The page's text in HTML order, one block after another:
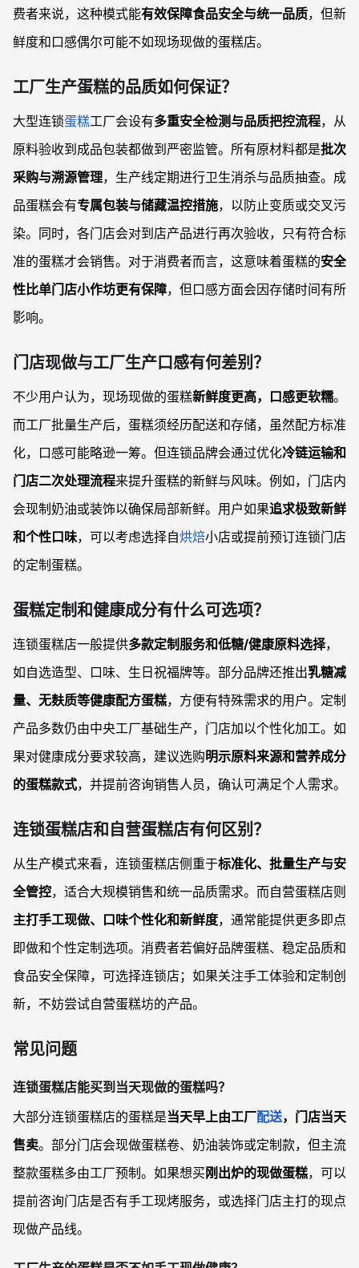
费者来说，这种模式能有效保障食品安全与统一品质，但新
鲜度和口感偶尔可能不如现场现做的蛋糕店。
工厂生产蛋糕的品质如何保证？
大型连锁蛋糕工厂会设有多重安全检测与品质把控流程，从
原料验收到成品包装都做到严密监管。所有原材料都是批次
采购与溯源管理，生产线定期进行卫生消杀与品质抽查。成
品蛋糕会有专属包装与储藏温控措施，以防止变质或交叉污
染。同时，各门店会对到店产品进行再次验收，只有符合标
准的蛋糕才会销售。对于消费者而言，这意味着蛋糕的安全
性比单门店小作坊更有保障，但口感方面会因存储时间有所
影响。
门店现做与工厂生产口感有何差别？
不少用户认为，现场现做的蛋糕新鲜度更高，口感更软糯。
而工厂批量生产后，蛋糕须经历配送和存储，虽然配方标准
化，口感可能略逊一筹。但连锁品牌会通过优化冷链运输和
门店二次处理流程来提升蛋糕的新鲜与风味。例如，门店内
会现制奶油或装饰以确保局部新鲜。用户如果追求极致新鲜
和个性口味，可以考虑选择自烘焙小店或提前预订连锁门店
的定制蛋糕。
蛋糕定制和健康成分有什么可选项？
连锁蛋糕店一般提供多款定制服务和低糖/健康原料选择，
如自选造型、口味、生日祝福牌等。部分品牌还推出乳糖减
量、无麸质等健康配方蛋糕，方便有特殊需求的用户。定制
产品多数仍由中央工厂基础生产，门店加以个性化加工。如
果对健康成分要求较高，建议选购明示原料来源和营养成分
的蛋糕款式，并提前咨询销售人员，确认可满足个人需求。
连锁蛋糕店和自营蛋糕店有何区别？
从生产模式来看，连锁蛋糕店侧重于标准化、批量生产与安
全管控，适合大规模销售和统一品质需求。而自营蛋糕店则
主打手工现做、口味个性化和新鲜度，通常能提供更多即点
即做和个性定制选项。消费者若偏好品牌蛋糕、稳定品质和
食品安全保障，可选择连锁店；如果关注手工体验和定制创
新，不妨尝试自营蛋糕坊的产品。
常见问题
连锁蛋糕店能买到当天现做的蛋糕吗？
大部分连锁蛋糕店的蛋糕是当天早上由工厂配送，门店当天
售卖。部分门店会现做蛋糕卷、奶油装饰或定制款，但主流
整款蛋糕多由工厂预制。如果想买刚出炉的现做蛋糕，可以
提前咨询门店是否有手工现烤服务，或选择门店主打的现点
现做产品线。